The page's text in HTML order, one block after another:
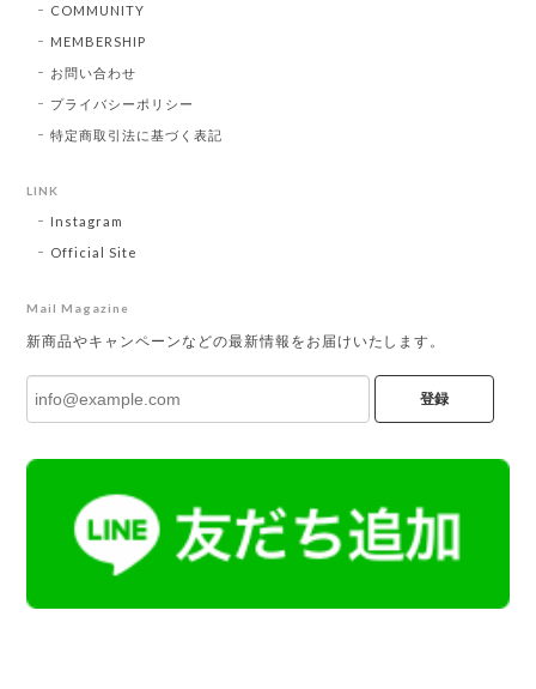
COMMUNITY
MEMBERSHIP
お問い合わせ
プライバシーポリシー
特定商取引法に基づく表記
LINK
Instagram
Official Site
Mail Magazine
新商品やキャンペーンなどの最新情報をお届けいたします。
登録